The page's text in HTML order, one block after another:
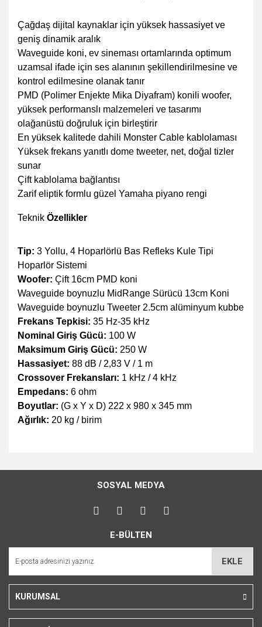
Çağdaş dijital kaynaklar için yüksek hassasiyet ve
geniş dinamik aralık
Waveguide koni, ev sineması ortamlarında optimum
uzamsal ifade için ses alanının şekillendirilmesine ve
kontrol edilmesine olanak tanır
PMD (Polimer Enjekte Mika Diyafram) konili woofer,
yüksek performanslı malzemeleri ve tasarımı
olağanüstü doğruluk için birleştirir
En yüksek kalitede dahili Monster Cable kablolaması
Yüksek frekans yanıtlı dome tweeter, net, doğal tizler
sunar
Çift kablolama bağlantısı
Zarif eliptik formlu güzel Yamaha piyano rengi
Teknik Özellikler
Tip: 3 Yollu, 4 Hoparlörlü Bas Refleks Kule Tipi
Hoparlör Sistemi
Woofer: Çift 16cm PMD koni
Waveguide boynuzlu MidRange Sürücü 13cm Koni
Waveguide boynuzlu Tweeter 2.5cm alüminyum kubbe
Frekans Tepkisi: 35 Hz-35 kHz
Nominal Giriş Gücü: 100 W
Maksimum Giriş Gücü: 250 W
Hassasiyet: 88 dB / 2,83 V / 1 m
Crossover Frekansları: 1 kHz / 4 kHz
Empedans: 6 ohm
Boyutlar: (G x Y x D) 222 x 980 x 345 mm
Ağırlık: 20 kg / birim
konularda yetersiz gördüğünüz noktaları öneri formunu
kullanarak tarafımıza iletebilirsiniz.
Görüş ve önerileriniz için teşekkür ederiz.
Ürün açıklamasında eksik bilgiler bulunuyor.
Bu ürüne benzer farklı alternatifler olmalı.
SOSYAL MEDYA
E-BÜLTEN
EKLE
KURUMSAL